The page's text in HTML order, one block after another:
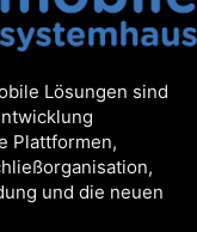
Lösungen sind
Plattformen,
und die neuen